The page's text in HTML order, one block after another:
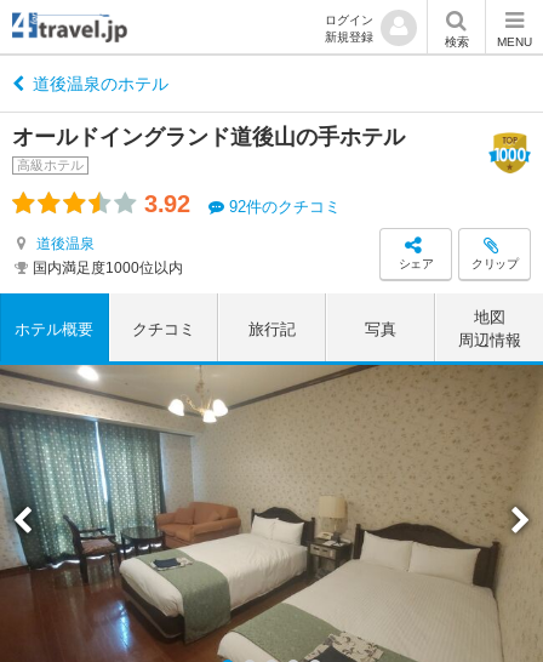
ログイン
新規登録
検索 MENU
道後温泉のホテル
オールドイングランド道後山の手ホテル
高級ホテル
3.92 92件のクチコミ
道後温泉
国内満足度1000位以内
シェア クリップ
ホテル概要 クチコミ 旅行記 写真
地図
周辺情報